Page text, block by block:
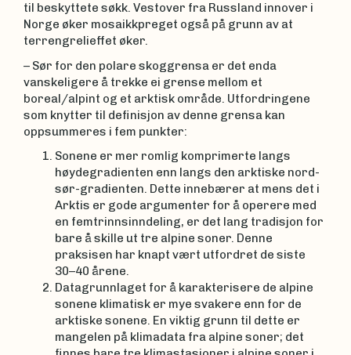
til beskyttete søkk. Vestover fra Russland innover i
Norge øker mosaikkpreget også på grunn av at
terrengrelieffet øker.
– Sør for den polare skoggrensa er det enda
vanskeligere å trekke ei grense mellom et
boreal/alpint og et arktisk område. Utfordringene
som knytter til definisjon av denne grensa kan
oppsummeres i fem punkter:
Sonene er mer romlig komprimerte langs
høydegradienten enn langs den arktiske nord-
sør-gradienten. Dette innebærer at mens det i
Arktis er gode argumenter for å operere med
en femtrinnsinndeling, er det lang tradisjon for
bare å skille ut tre alpine soner. Denne
praksisen har knapt vært utfordret de siste
30–40 årene.
Datagrunnlaget for å karakterisere de alpine
sonene klimatisk er mye svakere enn for de
arktiske sonene. En viktig grunn til dette er
mangelen på klimadata fra alpine soner; det